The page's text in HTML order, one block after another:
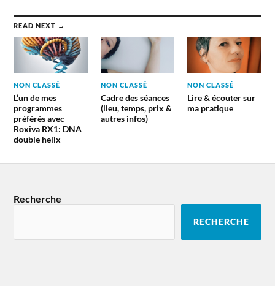
READ NEXT →
NON CLASSÉ
L’un de mes
programmes
préférés avec
Roxiva RX1: DNA
double helix
NON CLASSÉ
Cadre des séances
(lieu, temps, prix &
autres infos)
NON CLASSÉ
Lire & écouter sur
ma pratique
Recherche
RECHERCHE